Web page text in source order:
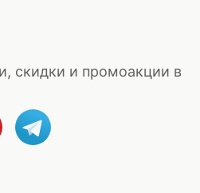
скидки и промоакции в